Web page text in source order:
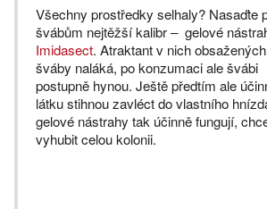
Všechny prostředky selhaly? Nasaďte
švábům nejtěžší kalibr – gelové
Imidasect. Atraktant v nich obsažených
šváby naláká, po konzumaci ale švábi
postupně hynou. Ještě předtím ale
látku stihnou zavléct do vlastního
gelové nástrahy tak účinně fungují,
vyhubit celou kolonii.